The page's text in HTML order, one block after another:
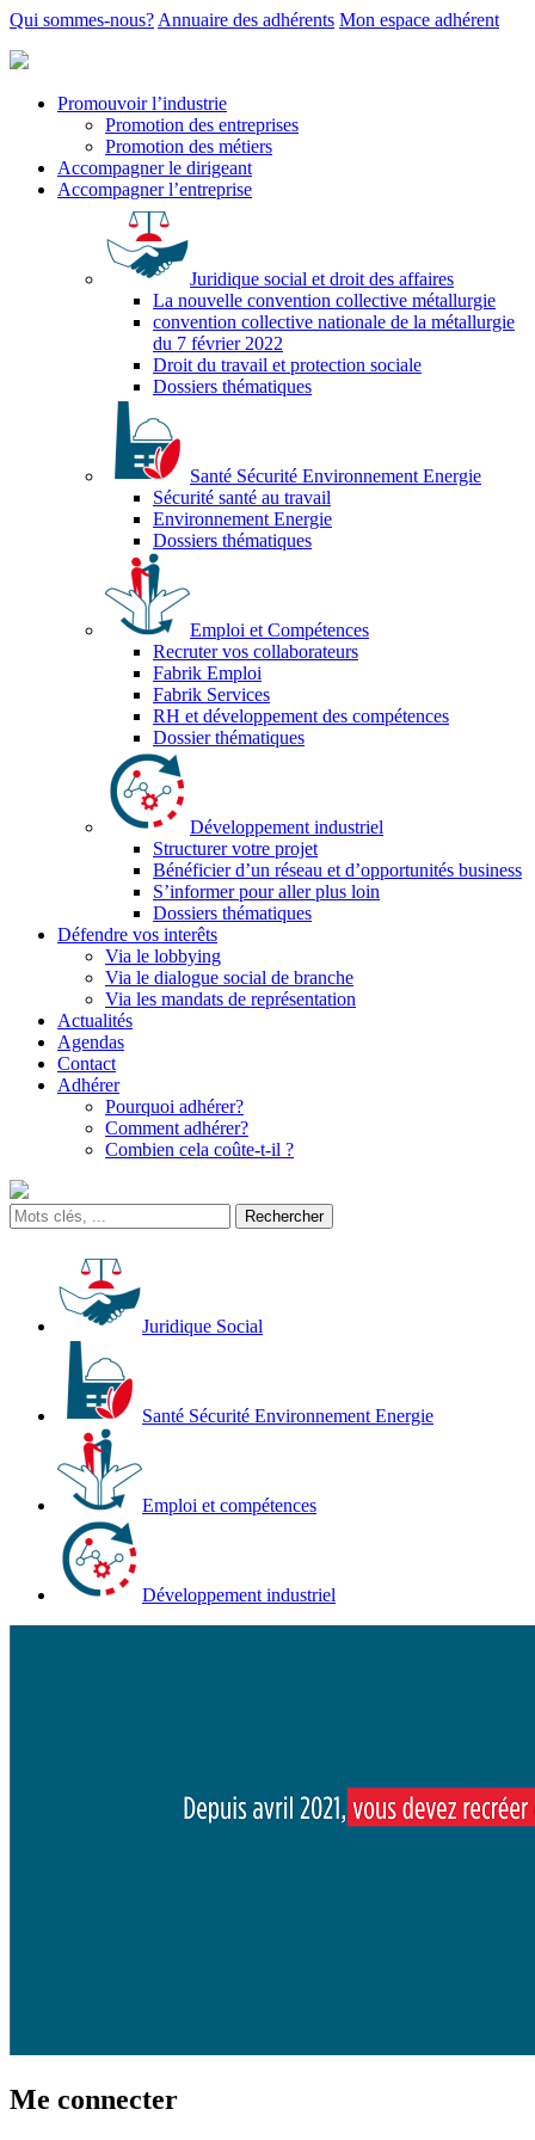
Qui sommes-nous? Annuaire des adhérents Mon espace adhérent
Promouvoir l’industrie
Promotion des entreprises
Promotion des métiers
Accompagner le dirigeant
Accompagner l’entreprise
Juridique social et droit des affaires
La nouvelle convention collective métallurgie
convention collective nationale de la métallurgie
du 7 février 2022
Droit du travail et protection sociale
Dossiers thématiques
Santé Sécurité Environnement Energie
Sécurité santé au travail
Environnement Energie
Dossiers thématiques
Emploi et Compétences
Recruter vos collaborateurs
Fabrik Emploi
Fabrik Services
RH et développement des compétences
Dossier thématiques
Développement industriel
Structurer votre projet
Bénéficier d’un réseau et d’opportunités business
S’informer pour aller plus loin
Dossiers thématiques
Défendre vos interêts
Via le lobbying
Via le dialogue social de branche
Via les mandats de représentation
Actualités
Agendas
Contact
Adhérer
Pourquoi adhérer?
Comment adhérer?
Combien cela coûte-t-il ?
Juridique Social
Santé Sécurité Environnement Energie
Emploi et compétences
Développement industriel
Me connecter